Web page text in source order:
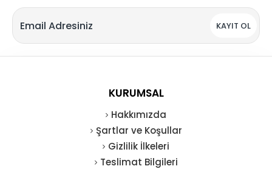
KAYIT OL
KURUMSAL
Hakkımızda
Şartlar ve Koşullar
Gizlilik İlkeleri
Teslimat Bilgileri